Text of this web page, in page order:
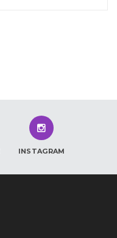
INSTAGRAM